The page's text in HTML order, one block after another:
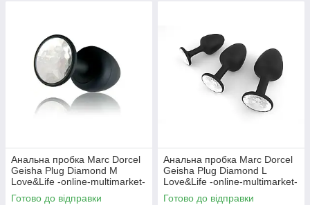
Анальна пробка Marc Dorcel
Geisha Plug Diamond M
Love&Life -online-multimarket-
Готово до відправки
Анальна пробка Marc Dorcel
Geisha Plug Diamond L
Love&Life -online-multimarket-
Готово до відправки